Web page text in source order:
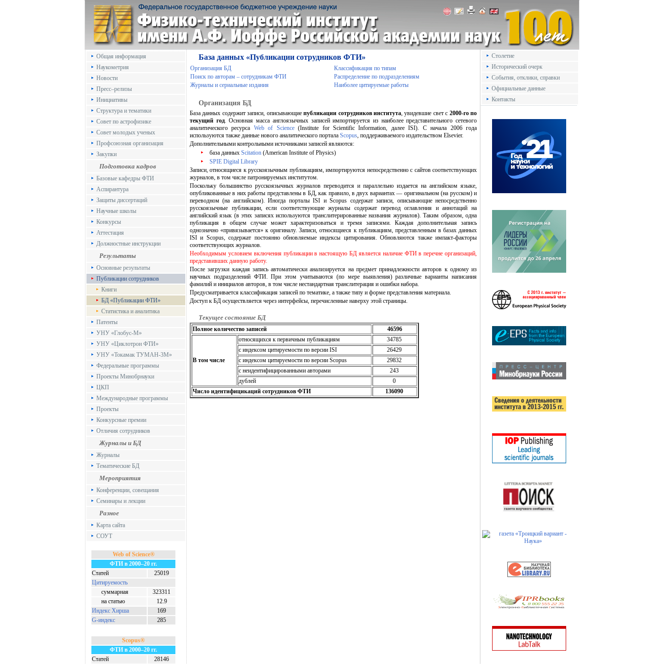
Общая информация
Наукометрия
Новости
Пресс–релизы
Инициативы
Структура и тематики
Совет по астрофизике
Совет молодых ученых
Профсоюзная организация
Закупки
Подготовка кадров
Базовые кафедры ФТИ
Аспирантура
Защиты диссертаций
Научные школы
Конкурсы
Аттестация
Должностные инструкции
Результаты
Основные результаты
Публикации сотрудников
Книги
БД «Публикации ФТИ»
Статистика и аналитика
Патенты
УНУ «Глобус-М»
УНУ «Циклотрон ФТИ»
УНУ «Токамак ТУМАН-3М»
Федеральные программы
Проекты Минобрнауки
ЦКП
Международные программы
Проекты
Конкурсные премии
Отличия сотрудников
Журналы и БД
Журналы
Тематические БД
Мероприятия
Конференции, совещания
Семинары и лекции
Разное
Карта сайта
СОУТ
Web of Science®
ФТИ в 2000–20 гг.
Статей
25019
Цитируемость
суммарная
323311
на статью
12.9
Индекс Хирша
169
G-индекс
285
Scopus®
ФТИ в 2000–20 гг.
Статей
28146
База данных «Публикации сотрудников ФТИ»
Организация БД
Классификация по типам
Поиск по авторам – сотрудникам ФТИ
Распределение по подразделениям
Журналы и сериальные издания
Наиболее цитируемые работы
Организация БД
База данных содержит записи, описывающиепубликации сотрудников института, увидевшие свет с 2000-го по
текущий год. Основная масса англоязычных записей импортируется из наиболее представительного сетевого
аналитического ресурса Web of Science(Institute for Scientific Information, далее ISI). С начала 2006 года
используются также данные нового аналитического портала Scopus, поддерживаемого издательством Elsevier.
Дополнительными контрольными источниками записей являются:
база данных Scitation (American Institute of Physics)
SPIE Digital Library
Записи, относящиеся к русскоязычным публикациям, импортируются непосредственно с сайтов соответствующих
журналов, в том числе патронируемых институтом.
Поскольку большинство русскоязычных журналов переводится и параллельно издается на английском языке,
опубликованные в них работы представлены в БД, как правило, в двух вариантах — оригинальном (на русском) и
переводном (на английском). Иногда порталы ISI и Scopus содержат записи, описывающие непосредственно
русскоязычные публикации, если соответствующие журналы содержат перевод оглавления и аннотаций на
английский язык (в этих записях используются транслитерированные названия журналов). Таким образом, одна
публикация в общем случае может характеризоваться и тремя записями. Каждая дополнительная запись
однозначно «привязывается» к оригиналу. Записи, относящиеся к публикациям, представленным в базах данных
ISI и Scopus, содержат постоянно обновляемые индексы цитирования. Обновляются также импакт-факторы
соответствующих журналов.
Необходимым условием включения публикации в настоящую БД является наличие ФТИ в перечне организаций,
представивших данную работу.
После загрузки каждая запись автоматически анализируется на предмет принадлежности авторов к одному из
научных подразделений ФТИ. При этом учитываются (по мере выявления) различные варианты написания
фамилий и инициалов авторов, в том числе нестандартная транслитерация и ошибки набора.
Предусматривается классификация записей по тематике, а также типу и форме представления материала.
Доступ к БД осуществляется через интерфейсы, перечисленные наверху этой страницы.
Текущее состояние БД
Полное количество записей 46596
В том числе
относящихся к первичным публикациям
34785
с индексом цитируемости по версии ISI
26429
с индексом цитируемости по версии Scopus
29832
c неидентифицированными авторами
243
дублей
0
Число идентифицикаций сотрудников ФТИ
136090
Столетие
Исторический очерк
События, отклики, справки
Официальные данные
Контакты